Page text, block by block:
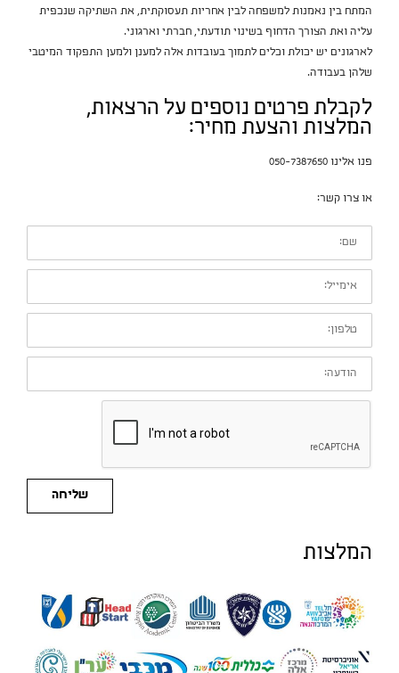
המתח בין נאמנות למשפחה לבין אחריות תעסוקתית, את השתיקה שנכפית
עליה ואת הצורך הדחוף בשינוי תודעתי, חברתי וארגוני.
לארגונים יש יכולת וכלים לתמוך בעובדות אלה למענן ולמען התפקוד המיטבי
שלהן בעבודה.
לקבלת פרטים נוספים על הרצאות,
המלצות והצעת מחיר:
פנו אלינו 050-7387650
או צרו קשר:
שם:
אימייל:
טלפון:
הודעה:
שליחה
המלצות